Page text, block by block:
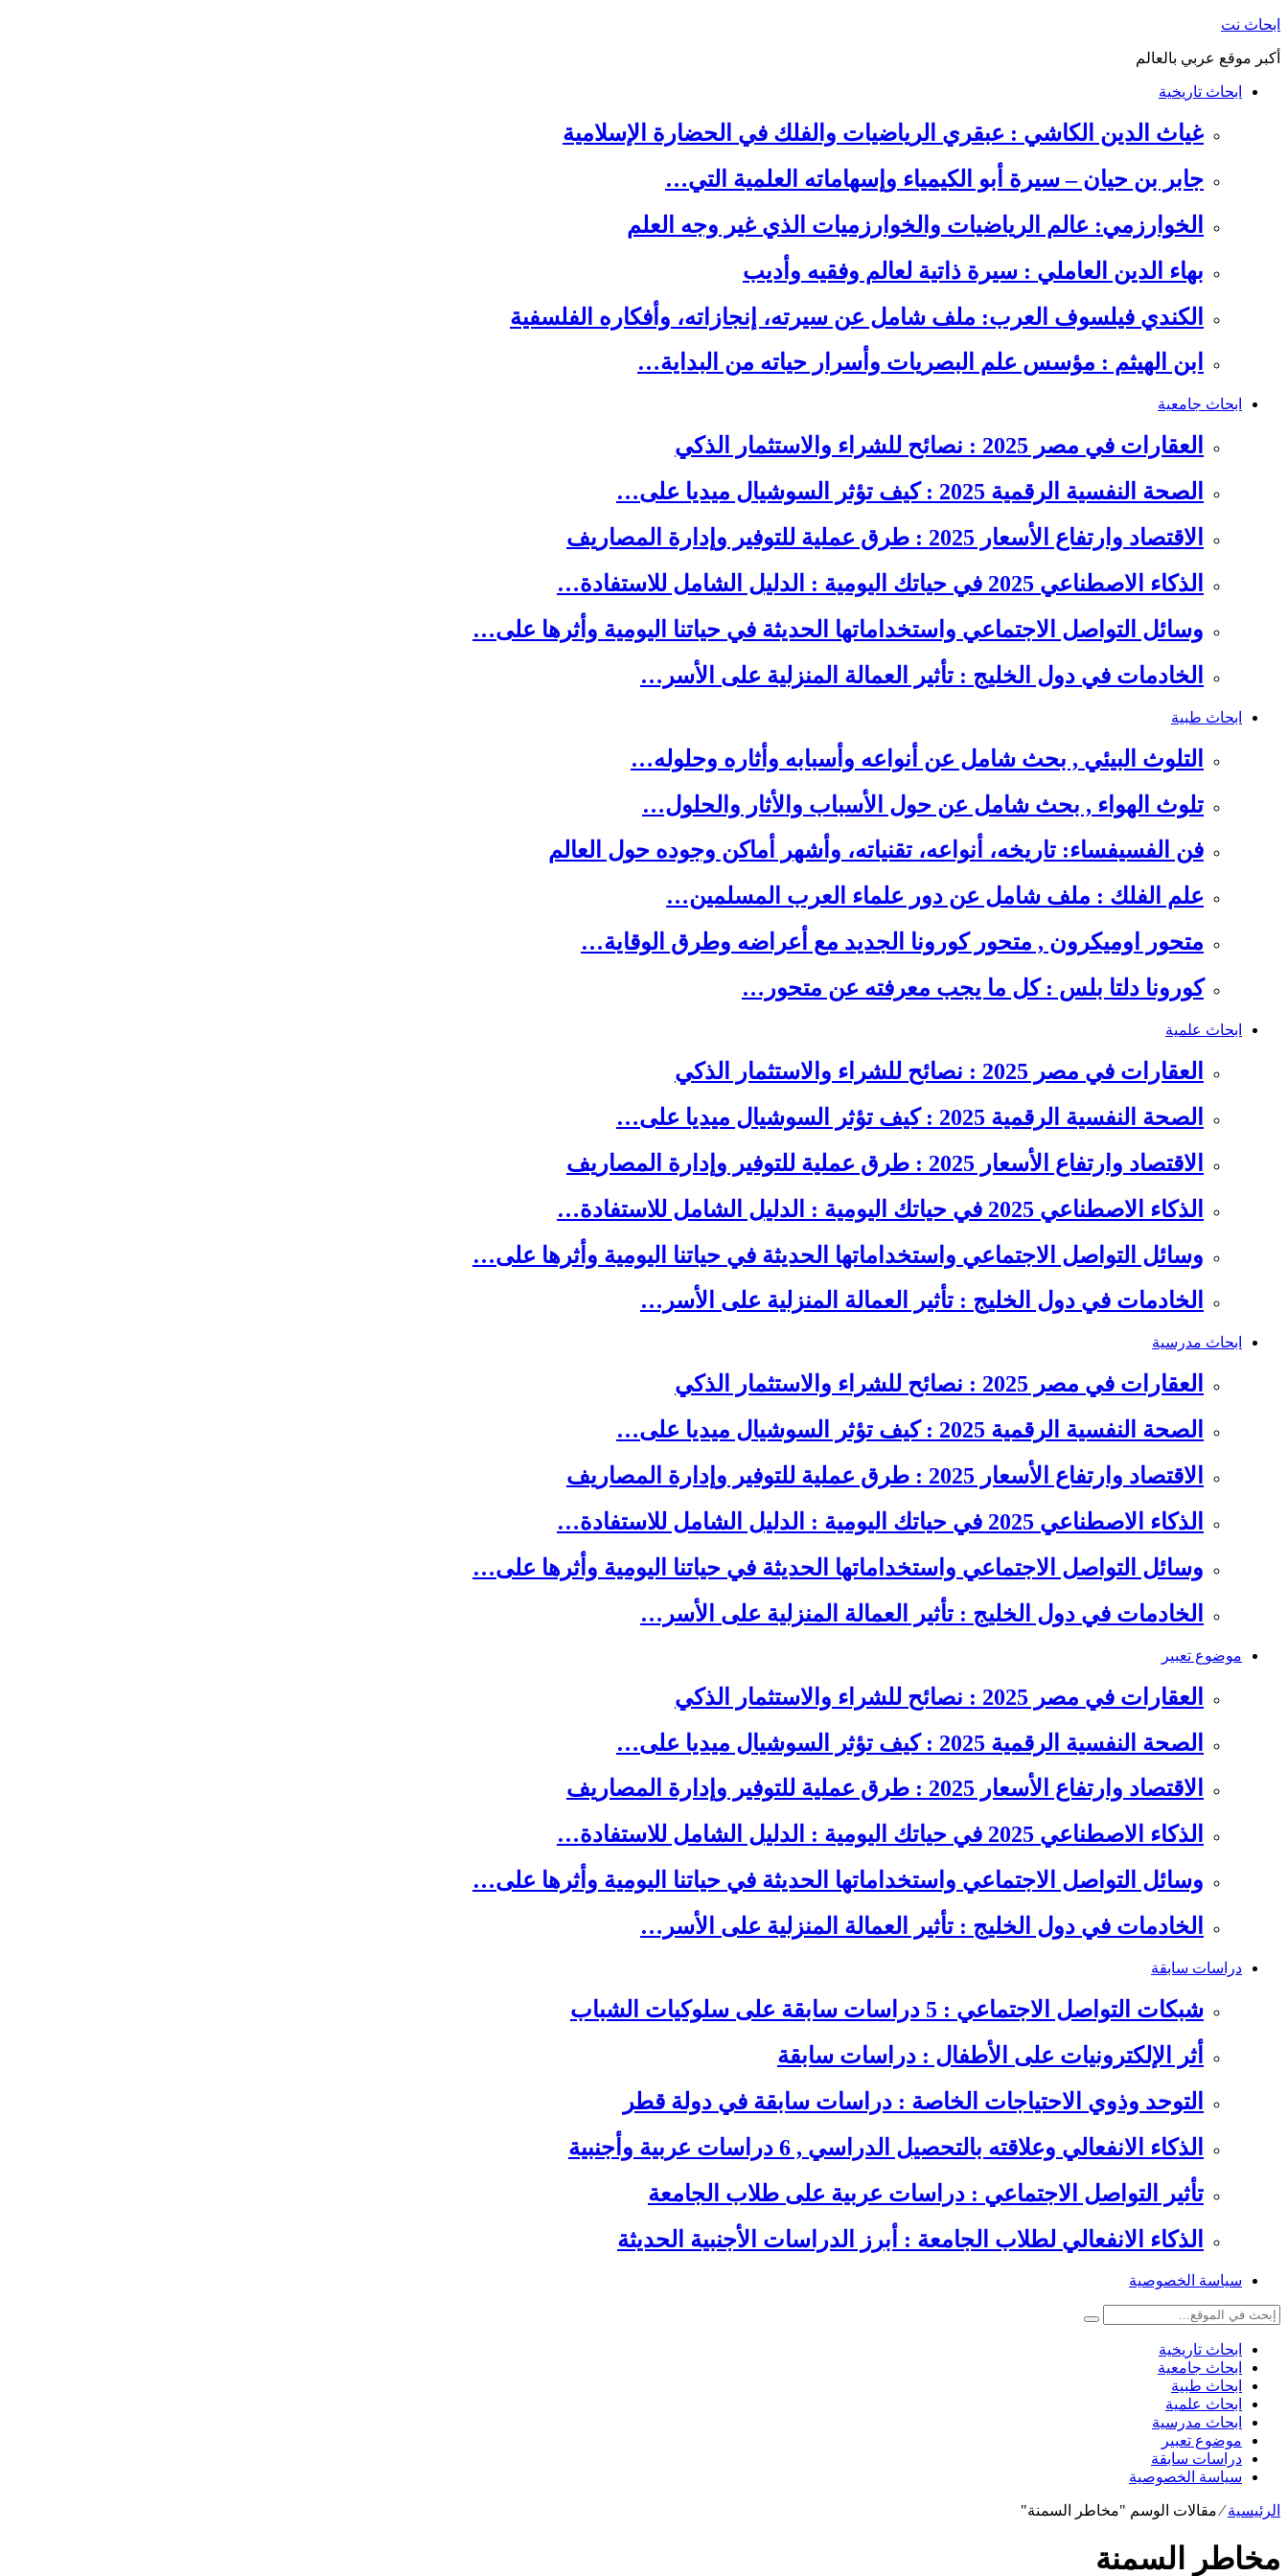
التجاوز
المحتوى
ابحاث نت
أكبر موقع عربي بالعالم
ابحاث تاريخية
غياث الدين الكاشي : عبقري الرياضيات والفلك في الحضارة الإسلامية
جابر بن حيان – سيرة أبو الكيمياء وإسهاماته العلمية التي…
الخوارزمي: عالم الرياضيات والخوارزميات الذي غير وجه العلم
بهاء الدين العاملي : سيرة ذاتية لعالم وفقيه وأديب
الكندي فيلسوف العرب: ملف شامل عن سيرته، إنجازاته، وأفكاره الفلسفية
ابن الهيثم : مؤسس علم البصريات وأسرار حياته من البداية…
ابحاث جامعية
العقارات في مصر 2025 : نصائح للشراء والاستثمار الذكي
الصحة النفسية الرقمية 2025 : كيف تؤثر السوشيال ميديا على…
الاقتصاد وارتفاع الأسعار 2025 : طرق عملية للتوفير وإدارة المصاريف
الذكاء الاصطناعي 2025 في حياتك اليومية : الدليل الشامل للاستفادة…
وسائل التواصل الاجتماعي واستخداماتها الحديثة في حياتنا اليومية وأثرها على…
الخادمات في دول الخليج : تأثير العمالة المنزلية على الأسر…
ابحاث طبية
التلوث البيئي , بحث شامل عن أنواعه وأسبابه وأثاره وحلوله…
تلوث الهواء , بحث شامل عن حول الأسباب والأثار والحلول…
فن الفسيفساء: تاريخه، أنواعه، تقنياته، وأشهر أماكن وجوده حول العالم
علم الفلك : ملف شامل عن دور علماء العرب المسلمين…
متحور اوميكرون , متحور كورونا الجديد مع أعراضه وطرق الوقاية…
كورونا دلتا بلس : كل ما يجب معرفته عن متحور…
ابحاث علمية
العقارات في مصر 2025 : نصائح للشراء والاستثمار الذكي
الصحة النفسية الرقمية 2025 : كيف تؤثر السوشيال ميديا على…
الاقتصاد وارتفاع الأسعار 2025 : طرق عملية للتوفير وإدارة المصاريف
الذكاء الاصطناعي 2025 في حياتك اليومية : الدليل الشامل للاستفادة…
وسائل التواصل الاجتماعي واستخداماتها الحديثة في حياتنا اليومية وأثرها على…
الخادمات في دول الخليج : تأثير العمالة المنزلية على الأسر…
ابحاث مدرسية
العقارات في مصر 2025 : نصائح للشراء والاستثمار الذكي
الصحة النفسية الرقمية 2025 : كيف تؤثر السوشيال ميديا على…
الاقتصاد وارتفاع الأسعار 2025 : طرق عملية للتوفير وإدارة المصاريف
الذكاء الاصطناعي 2025 في حياتك اليومية : الدليل الشامل للاستفادة…
وسائل التواصل الاجتماعي واستخداماتها الحديثة في حياتنا اليومية وأثرها على…
الخادمات في دول الخليج : تأثير العمالة المنزلية على الأسر…
موضوع تعبير
العقارات في مصر 2025 : نصائح للشراء والاستثمار الذكي
الصحة النفسية الرقمية 2025 : كيف تؤثر السوشيال ميديا على…
الاقتصاد وارتفاع الأسعار 2025 : طرق عملية للتوفير وإدارة المصاريف
الذكاء الاصطناعي 2025 في حياتك اليومية : الدليل الشامل للاستفادة…
وسائل التواصل الاجتماعي واستخداماتها الحديثة في حياتنا اليومية وأثرها على…
الخادمات في دول الخليج : تأثير العمالة المنزلية على الأسر…
دراسات سابقة
شبكات التواصل الاجتماعي : 5 دراسات سابقة على سلوكيات الشباب
أثر الإلكترونيات على الأطفال : دراسات سابقة
التوحد وذوي الاحتياجات الخاصة : دراسات سابقة في دولة قطر
الذكاء الانفعالي وعلاقته بالتحصيل الدراسي , 6 دراسات عربية وأجنبية
تأثير التواصل الاجتماعي : دراسات عربية على طلاب الجامعة
الذكاء الانفعالي لطلاب الجامعة : أبرز الدراسات الأجنبية الحديثة
سياسة الخصوصية
ابحاث تاريخية
ابحاث جامعية
ابحاث طبية
ابحاث علمية
ابحاث مدرسية
موضوع تعبير
دراسات سابقة
سياسة الخصوصية
الرئيسية⁄مقالات الوسم "مخاطر السمنة"
مخاطر السمنة